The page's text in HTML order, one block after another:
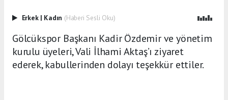
Erkek | Kadın (Haberi Sesli Oku)
Gölcükspor Başkanı Kadir Özdemir ve yönetim
kurulu üyeleri, Vali İlhami Aktaş’ı ziyaret
ederek, kabullerinden dolayı teşekkür ettiler.